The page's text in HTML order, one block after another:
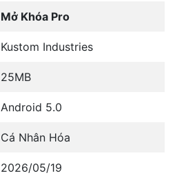
Mở Khóa Pro
Kustom Industries
25MB
Android 5.0
Cá Nhân Hóa
2026/05/19